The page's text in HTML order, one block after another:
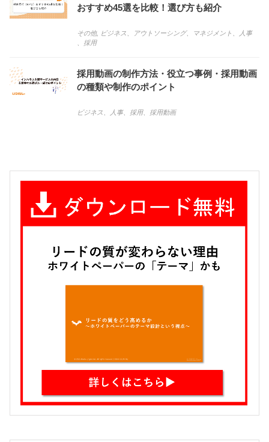
おすすめ45選を比較！選び方も紹介
その他, ビジネス アウトソーシング、 マネジメント
人事
採用
採用動画の制作方法・役立つ事例・採用動画
の種類や制作のポイント
ビジネス 人事、 採用、 採用動画